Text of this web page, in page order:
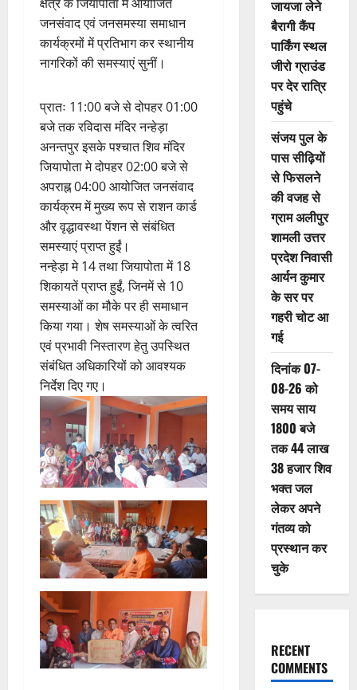
जनसंवाद एवं जनसमस्या समाधान
कार्यक्रमों में प्रतिभाग कर स्थानीय
नागरिकों की समस्याएं सुनीं।
प्रातः 11:00 बजे से दोपहर 01:00
बजे तक रविदास मंदिर नन्हेड़ा
अनन्तपुर इसके पश्चात शिव मंदिर
जियापोता मे दोपहर 02:00 बजे से
अपराह्न 04:00 आयोजित जनसंवाद
कार्यक्रम में मुख्य रूप से राशन कार्ड
और वृद्धावस्था पेंशन से संबंधित
समस्याएं प्राप्त हुईं।
नन्हेड़ा मे 14 तथा जियापोता में 18
शिकायतें प्राप्त हुईं, जिनमें से 10
समस्याओं का मौके पर ही समाधान
किया गया। शेष समस्याओं के त्वरित
एवं प्रभावी निस्तारण हेतु उपस्थित
संबंधित अधिकारियों को आवश्यक
निर्देश दिए गए।
जायजा लेने
बैरागी कैंप
पार्किंग स्थल
जीरो ग्राउंड
पर देर रात्रि
पहुंचे
संजय पुल के
पास सीढ़ियों
से फिसलने
की वजह से
ग्राम अलीपुर
शामली उत्तर
प्रदेश निवासी
आर्यन कुमार
के सर पर
गहरी चोट आ
गई
दिनांक 07-
08-26 को
समय साय
1800 बजे
तक 44 लाख
38 हजार शिव
भक्त जल
लेकर अपने
गंतव्य को
प्रस्थान कर
चुके
RECENT
COMMENTS